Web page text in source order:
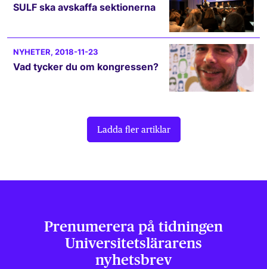
SULF ska avskaffa sektionerna
NYHETER, 2018-11-23
Vad tycker du om kongressen?
Ladda fler artiklar
Prenumerera på tidningen
Universitets­lärarens
nyhetsbrev